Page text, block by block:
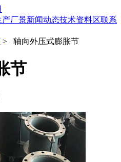
产厂景新闻动态技术资料区联系
> 轴向外压式膨胀节
节